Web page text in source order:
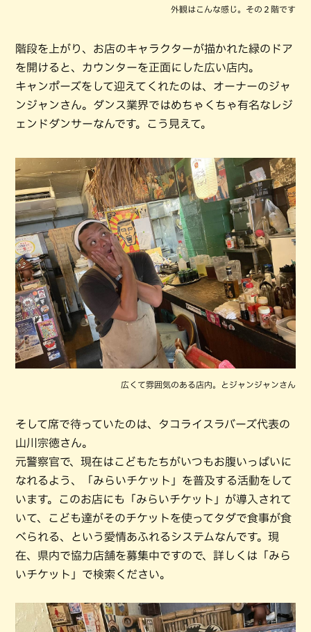
外観はこんな感じ。その２階です
階段を上がり、お店のキャラクターが描かれた緑のドア
を開けると、カウンターを正面にした広い店内。
キャンポーズをして迎えてくれたのは、オーナーのジャ
ンジャンさん。ダンス業界ではめちゃくちゃ有名なレジ
ェンドダンサーなんです。こう見えて。
広くて雰囲気のある店内。とジャンジャンさん
そして席で待っていたのは、タコライスラバーズ代表の
山川宗徳さん。
元警察官で、現在はこどもたちがいつもお腹いっぱいに
なれるよう、「みらいチケット」を普及する活動をして
います。このお店にも「みらいチケット」が導入されて
いて、こども達がそのチケットを使ってタダで食事が食
べられる、という愛情あふれるシステムなんです。現
在、県内で協力店舗を募集中ですので、詳しくは「みら
いチケット」で検索ください。